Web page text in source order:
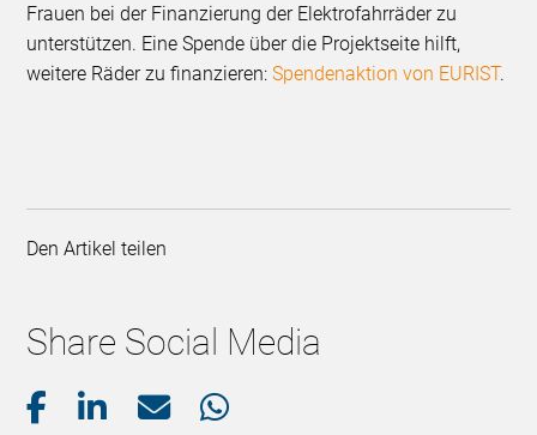
Frauen bei der Finanzierung der Elektrofahrräder zu
unterstützen. Eine Spende über die Projektseite hilft,
weitere Räder zu finanzieren:Spendenaktion von EURIST.
Den Artikel teilen
Share Social Media